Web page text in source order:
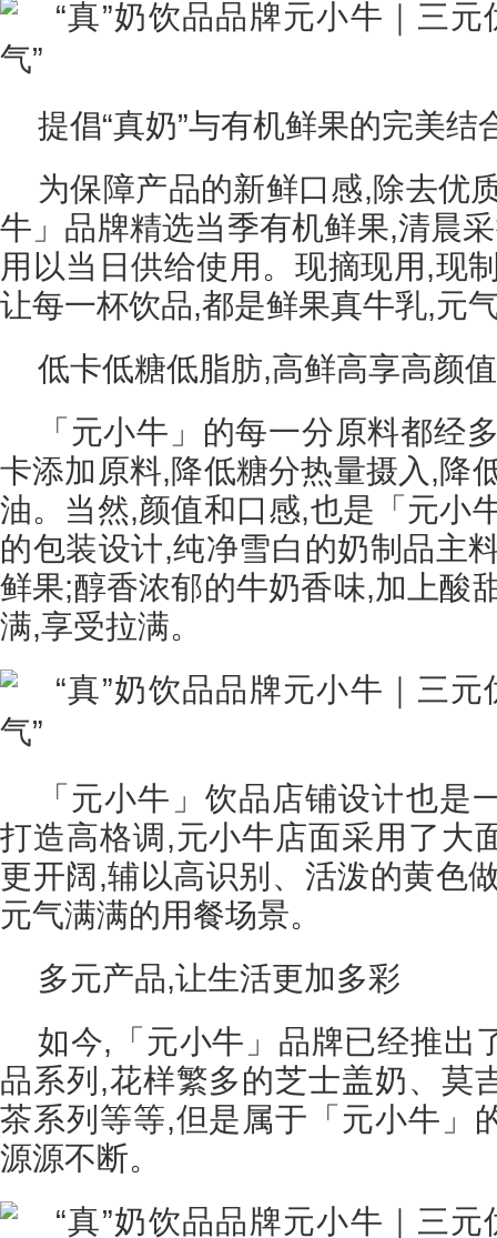
提倡“真奶”与有机鲜果的完美结
为保障产品的新鲜口感,除去优
牛」品牌精选当季有机鲜果,清晨
用以当日供给使用。现摘现用,现
让每一杯饮品,都是鲜果真牛乳,元
低卡低糖低脂肪,高鲜高享高颜值
「元小牛」的每一分原料都经
卡添加原料,降低糖分热量摄入,降
油。当然,颜值和口感,也是「元小
的包装设计,纯净雪白的奶制品主
鲜果;醇香浓郁的牛奶香味,加上酸
满,享受拉满。
「元小牛」饮品店铺设计也是
打造高格调,元小牛店面采用了大
更开阔,辅以高识别、活泼的黄色
元气满满的用餐场景。
多元产品,让生活更加多彩
如今,「元小牛」品牌已经推出
品系列,花样繁多的芝士盖奶、莫
茶系列等等,但是属于「元小牛」
源源不断。